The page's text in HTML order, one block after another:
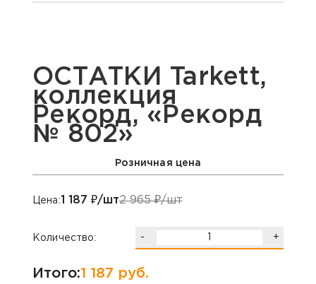
ОСТАТКИ Tarkett,
коллекция
Рекорд, «Рекорд
№ 802»
Розничная цена
Цена:1 187 ₽/шт2 965₽/шт
Количество: - +
Итого:1 187 руб.